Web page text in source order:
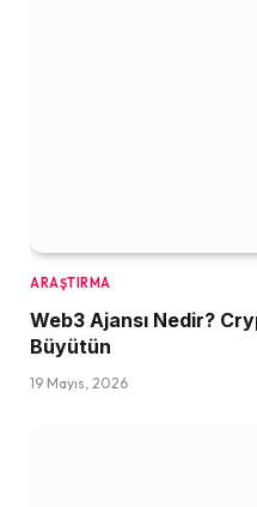
ARAŞTIRMA
Web3 Ajansı Nedir?
Büyütün
19 Mayıs, 2026